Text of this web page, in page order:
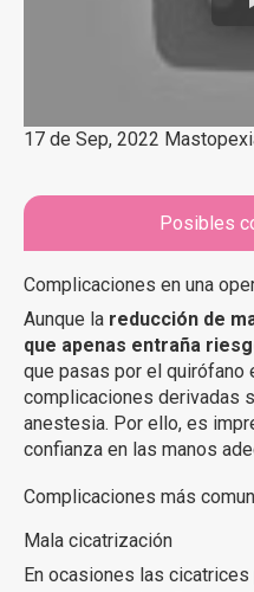
17 de Sep, 2022
Posibles
Complicaciones en una
Aunque la reducción de
que apenas entraña
que pasas por el quirófano
complicaciones derivadas
anestesia. Por ello, es
confianza en las manos
Complicaciones más
Mala cicatrización
En ocasiones las